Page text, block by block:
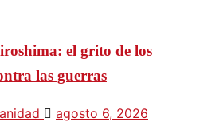
el grito de los
las guerras
agosto 6, 2026